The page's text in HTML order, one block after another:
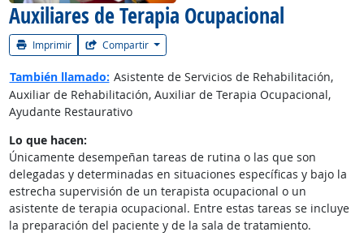
Auxiliares de Terapia Ocupacional
Imprimir Compartir
También llamado: Asistente de Servicios de Rehabilitación,
Auxiliar de Rehabilitación, Auxiliar de Terapia Ocupacional,
Ayudante Restaurativo
Lo que hacen:
Únicamente desempeñan tareas de rutina o las que son
delegadas y determinadas en situaciones específicas y bajo la
estrecha supervisión de un terapista ocupacional o un
asistente de terapia ocupacional. Entre estas tareas se incluye
la preparación del paciente y de la sala de tratamiento.